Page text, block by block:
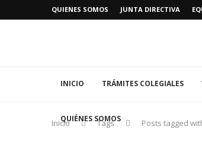
QUIENES SOMOS JUNTA DIRECTIVA
INICIO TRÁMITES COLEGIALES
QUIÉNES SOMOS
Inicio Tags Posts tagged